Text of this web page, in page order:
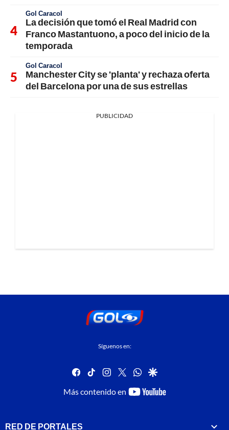
Gol Caracol
La decisión que tomó el Real Madrid con
Franco Mastantuono, a poco del inicio de la
temporada
Gol Caracol
Manchester City se 'planta' y rechaza oferta
del Barcelona por una de sus estrellas
PUBLICIDAD
Síguenos en:
facebook
tiktok instagram
twitterwhatsapp
google
Más contenido en
youtube-
RED DE PORTALES